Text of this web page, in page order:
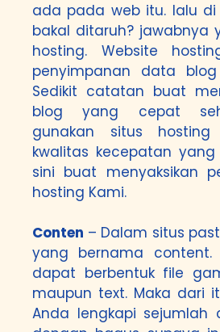
ada pada web itu. lalu
bakal ditaruh? jawabnya
hosting. Website
penyimpanan data
Sedikit catatan buat
blog yang cepat
gunakan situs
kwalitas kecepatan yang
sini buat menyaksikan
hosting Kami.
Conten – Dalam situs
yang bernama
dapat berbentuk file
maupun text. Maka dari
Anda lengkapi sejumlah